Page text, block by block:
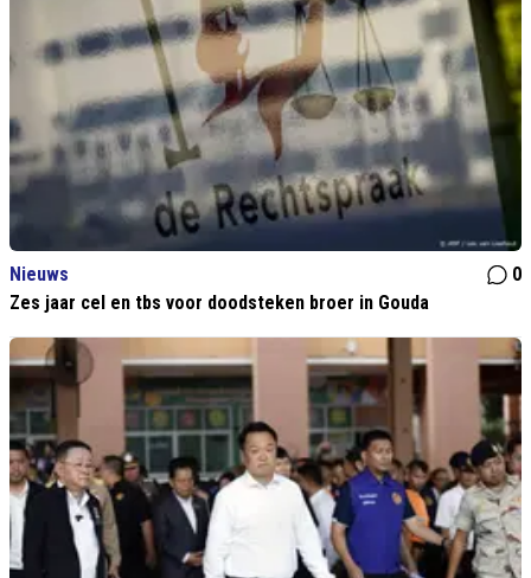
Nieuws
0
Zes jaar cel en tbs voor doodsteken broer in Gouda